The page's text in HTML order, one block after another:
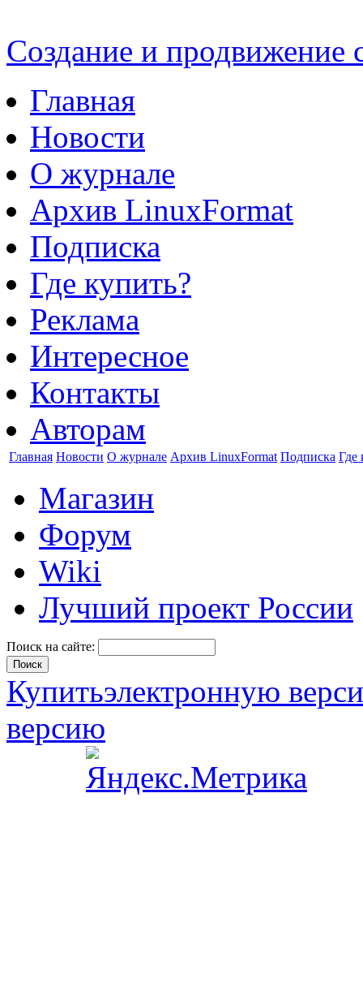
Создание и
Главная
Новости
О журнале
Архив LinuxFormat
Подписка
Где купить?
Реклама
Интересное
Контакты
Авторам
Главная Новости О журнале Архив LinuxFormat Подписка Где
Магазин
Форум
Wiki
Лучший проект России
Поиск на сайте:
Купитьэлектронную
версию